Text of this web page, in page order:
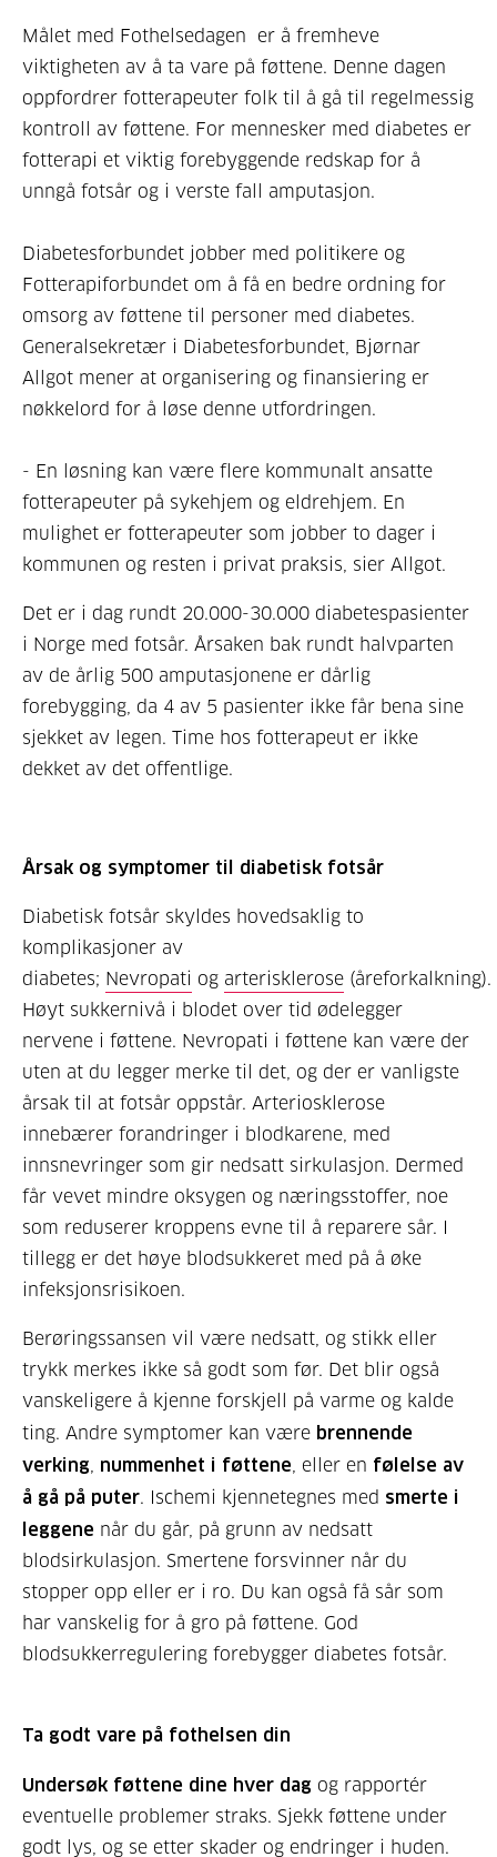
Målet med Fothelsedagen er å fremheve
viktigheten av å ta vare på føttene. Denne dagen
oppfordrer fotterapeuter folk til å gå til regelmessig
kontroll av føttene. For mennesker med diabetes er
fotterapi et viktig forebyggende redskap for å
unngå fotsår og i verste fall amputasjon.
Diabetesforbundet jobber med politikere og
Fotterapiforbundet om å få en bedre ordning for
omsorg av føttene til personer med diabetes.
Generalsekretær i Diabetesforbundet, Bjørnar
Allgot mener at organisering og finansiering er
nøkkelord for å løse denne utfordringen.
- En løsning kan være flere kommunalt ansatte
fotterapeuter på sykehjem og eldrehjem. En
mulighet er fotterapeuter som jobber to dager i
kommunen og resten i privat praksis, sier Allgot.
Det er i dag rundt 20.000-30.000 diabetespasienter
i Norge med fotsår. Årsaken bak rundt halvparten
av de årlig 500 amputasjonene er dårlig
forebygging, da 4 av 5 pasienter ikke får bena sine
sjekket av legen. Time hos fotterapeut er ikke
dekket av det offentlige.
Årsak og symptomer til diabetisk fotsår
Diabetisk fotsår skyldes hovedsaklig to
komplikasjoner av
diabetes; Nevropati og arterisklerose (åreforkalkning).
Høyt sukkernivå i blodet over tid ødelegger
nervene i føttene. Nevropati i føttene kan være der
uten at du legger merke til det, og der er vanligste
årsak til at fotsår oppstår. Arteriosklerose
innebærer forandringer i blodkarene, med
innsnevringer som gir nedsatt sirkulasjon. Dermed
får vevet mindre oksygen og næringsstoffer, noe
som reduserer kroppens evne til å reparere sår. I
tillegg er det høye blodsukkeret med på å øke
infeksjonsrisikoen.
Berøringssansen vil være nedsatt, og stikk eller
trykk merkes ikke så godt som før. Det blir også
vanskeligere å kjenne forskjell på varme og kalde
ting. Andre symptomer kan være brennende
verking, nummenhet i føttene, eller en følelse av
å gå på puter. Ischemi kjennetegnes med smerte i
leggene når du går, på grunn av nedsatt
blodsirkulasjon. Smertene forsvinner når du
stopper opp eller er i ro. Du kan også få sår som
har vanskelig for å gro på føttene. God
blodsukkerregulering forebygger diabetes fotsår.
Ta godt vare på fothelsen din
Undersøk føttene dine hver dag og rapportér
eventuelle problemer straks. Sjekk føttene under
godt lys, og se etter skader og endringer i huden.